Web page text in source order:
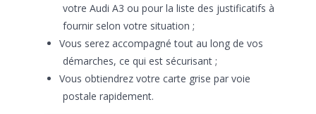
votre Audi A3 ou pour la liste des justificatifs à
fournir selon votre situation ;
Vous serez accompagné tout au long de vos
démarches, ce qui est sécurisant ;
Vous obtiendrez votre carte grise par voie
postale rapidement.